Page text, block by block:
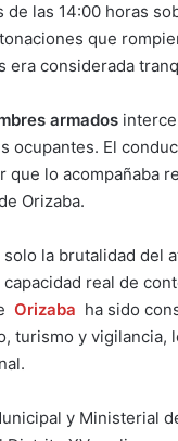
las 14:00 horas
que
era considerada
armados
ocupantes. El
que lo acompañaba
Orizaba.
la brutalidad del
real de
Orizaba ha sido
turismo y
y Ministerial